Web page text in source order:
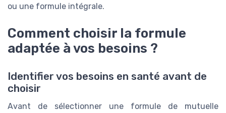
ou une formule intégrale.
Comment choisir la formule
adaptée à vos besoins ?
Identifier vos besoins en santé avant de
choisir
Avant de sélectionner une formule de mutuelle